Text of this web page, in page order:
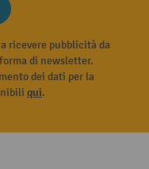
ricevere pubblicità da
di newsletter.
dei dati per la
qui.